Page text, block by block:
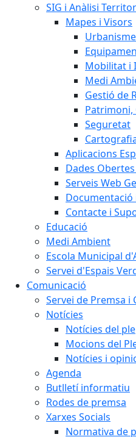
SIG i Anàlisi
Mapes i Visors
Mobilitat i
Medi
Gestió de
Patrimoni,
Seguretat
Aplicacions
Dades
Serveis Web
Documentació
Contacte i
Educació
Medi Ambient
Escola Municipal
Servei d'Espais
Comunicació
Servei de Premsa i
Notícies
Notícies del ple
Mocions del
Notícies i
Agenda
Butlletí informatiu
Rodes de premsa
Xarxes Socials
Normativa de